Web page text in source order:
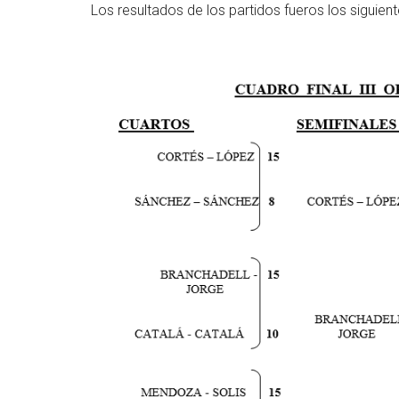
Los resultados de los partidos fueros los